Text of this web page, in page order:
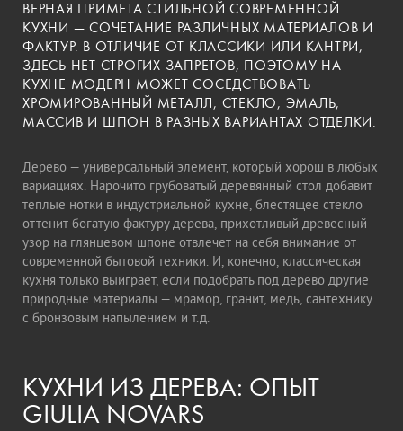
ВЕРНАЯ ПРИМЕТА СТИЛЬНОЙ СОВРЕМЕННОЙ
КУХНИ — СОЧЕТАНИЕ РАЗЛИЧНЫХ МАТЕРИАЛОВ И
ФАКТУР. В ОТЛИЧИЕ ОТ КЛАССИКИ ИЛИ КАНТРИ,
ЗДЕСЬ НЕТ СТРОГИХ ЗАПРЕТОВ, ПОЭТОМУ НА
КУХНЕ МОДЕРН МОЖЕТ СОСЕДСТВОВАТЬ
ХРОМИРОВАННЫЙ МЕТАЛЛ, СТЕКЛО, ЭМАЛЬ,
МАССИВ И ШПОН В РАЗНЫХ ВАРИАНТАХ ОТДЕЛКИ.
Дерево — универсальный элемент, который хорош в любых
вариациях. Нарочито грубоватый деревянный стол добавит
теплые нотки в индустриальной кухне, блестящее стекло
оттенит богатую фактуру дерева, прихотливый древесный
узор на глянцевом шпоне отвлечет на себя внимание от
современной бытовой техники. И, конечно, классическая
кухня только выиграет, если подобрать под дерево другие
природные материалы — мрамор, гранит, медь, сантехнику
с бронзовым напылением и т.д.
КУХНИ ИЗ ДЕРЕВА: ОПЫТ
GIULIA NOVARS